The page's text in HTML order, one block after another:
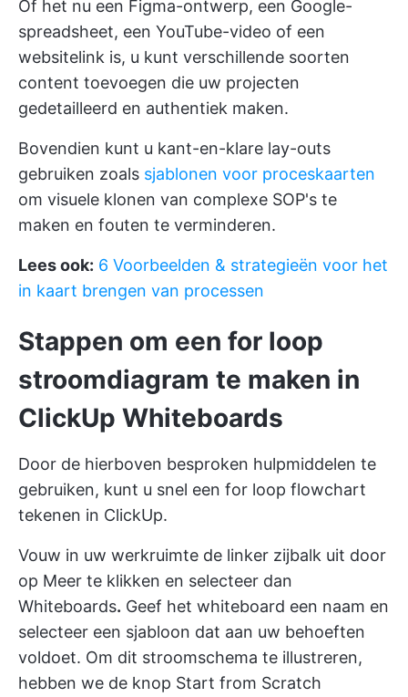
Of het nu een Figma-ontwerp, een Google-
spreadsheet, een YouTube-video of een
websitelink is, u kunt verschillende soorten
content toevoegen die uw projecten
gedetailleerd en authentiek maken.
Bovendien kunt u kant-en-klare lay-outs
gebruiken zoals sjablonen voor proceskaarten
om visuele klonen van complexe SOP's te
maken en fouten te verminderen.
Lees ook: 6 Voorbeelden & strategieën voor het
in kaart brengen van processen
Stappen om een for loop
stroomdiagram te maken in
ClickUp Whiteboards
Door de hierboven besproken hulpmiddelen te
gebruiken, kunt u snel een for loop flowchart
tekenen in ClickUp.
Vouw in uw werkruimte de linker zijbalk uit door
op Meer te klikken en selecteer dan
Whiteboards. Geef het whiteboard een naam en
selecteer een sjabloon dat aan uw behoeften
voldoet. Om dit stroomschema te illustreren,
hebben we de knop Start from Scratch